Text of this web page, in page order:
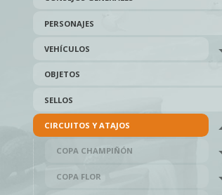
PERSONAJES
VEHÍCULOS
OBJETOS
SELLOS
CIRCUITOS Y ATAJOS
COPA CHAMPIÑÓN
COPA FLOR